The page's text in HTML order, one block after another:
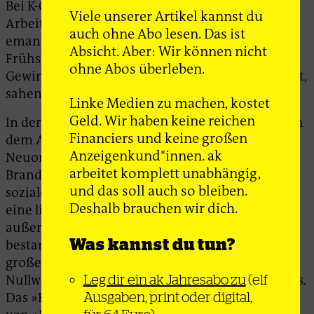
Bei K-Gruppen und der DKP wurde die
Arbeiterklasse glorifiziert. Den
emanzipatorischen Gehalt der Marx’schen
Frühschriften hingegen, mit dem sich solch ein
Gewinn an freier Zeit in Verbindung bringen lässt,
sahen damals nur wenige.
In der Bundesrepublik befand sich die Linke nach
dem Abklingen von 68 in einer Phase der
Neuorientierung und Fragmentierung. Mit Willy
Brandt hatte das Land den
sozialdemokratischsten Kanzler aller Zeiten. Für
eine linke Opposition blieb da nur der
außerparlamentarische Raum. Doch auch hier
bestand zwischen der SPD und Linksaußen kein
großer Dissens bezüglich der Ablehnung eines
Nullwachstums. Umweltschutz galt nicht als links.
Das »Konservieren« der Schöpfung, der Erhalt
Viele unserer Artikel kannst du
auch ohne Abo lesen. Das ist
Absicht. Aber: Wir können nicht
ohne Abos überleben.
Linke Medien zu machen, kostet
Geld. Wir haben keine reichen
Financiers und keine großen
Anzeigenkund*innen. ak
arbeitet komplett unabhängig,
und das soll auch so bleiben.
Deshalb brauchen wir dich.
Was kannst du tun?
Leg dir ein ak Jahresabo zu(elf
Ausgaben, print oder digital,